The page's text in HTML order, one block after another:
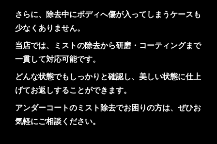
さらに、除去中にボディへ傷が入ってしまうケースも
少なくありません。
当店では、ミストの除去から研磨・コーティングまで
一貫して対応可能です。
どんな状態でもしっかりと確認し、美しい状態に仕上
げてお返しすることができます。
アンダーコートのミスト除去でお困りの方は、ぜひお
気軽にご相談ください。